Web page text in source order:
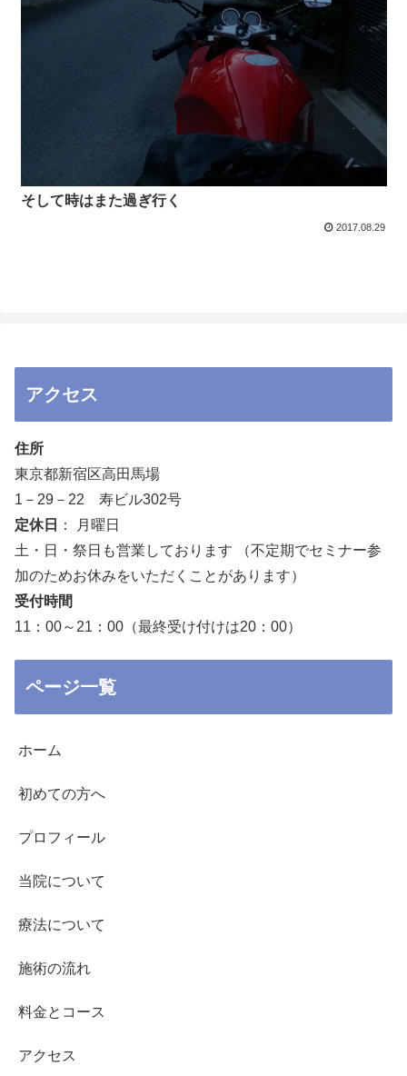
そして時はまた過ぎ行く
2017.08.29
アクセス
住所
東京都新宿区高田馬場
1－29－22 寿ビル302号
定休日
： 月曜日
土・日・祭日も営業しております （不定期でセミナー参
加のためお休みをいただくことがあります）
受付時間
11：00～21：00（最終受け付けは20：00）
ページ一覧
ホーム
初めての方へ
プロフィール
当院について
療法について
施術の流れ
料金とコース
アクセス